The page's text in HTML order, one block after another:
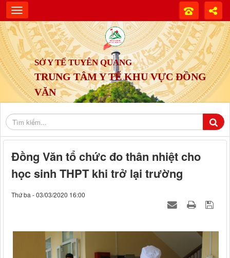
SỞ Y TẾ TUYÊN QUANG
TRUNG TÂM Y TẾ KHU VỰC ĐỒNG
VĂN
Đồng Văn tổ chức đo thân nhiệt cho
học sinh THPT khi trở lại trường
Thứ ba - 03/03/2020 16:00